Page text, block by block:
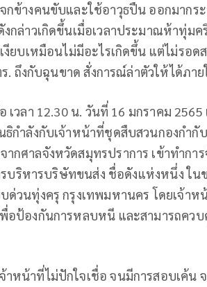
กข้างคนขับและใช้อาวุธปืน ออกมาก
กล่าวเกิดขึ้นเมื่อเวลาประมาณห้าทุ่ม
งียบเหมือนไม่มีอะไรเกิดขึ้น แต่ไม่รอด
. ถึงกับฉุนขาด สั่งการณ์ล่าตัวให้ได้ภาย
เวลา 12.30 น. วันที่ 16 มกราคม
กำลังกับเจ้าหน้าที่ชุดสืบสวนกองกำกั
ากศาลจังหวัดสมุทรปราการ เข้าทำก
รบริหารบริษัทขนส่ง ชื่อดังแห่งหนึ่ง ใ
วนทุ่งครุ กรุงเทพมหานคร โดยเจ้าห
อป้องกันการหลบหนี และสามารถควบ
าหน้าที่ไม่ปักใจเชื่อ จนมีการสอบเค้